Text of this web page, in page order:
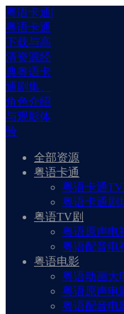
粤语卡通|
粤语卡通
下载与高
清资源经
典粤语卡
通剧集、
角色介绍
与观影体
验
全部资源
粤语卡通
粤语卡通TV
粤语卡通剧
粤语TV剧
粤语原声电
粤语配音电
粤语电影
粤语动画大
粤语原声电
粤语配音电